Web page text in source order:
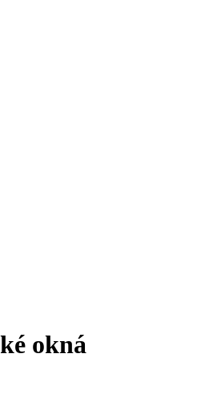
okná